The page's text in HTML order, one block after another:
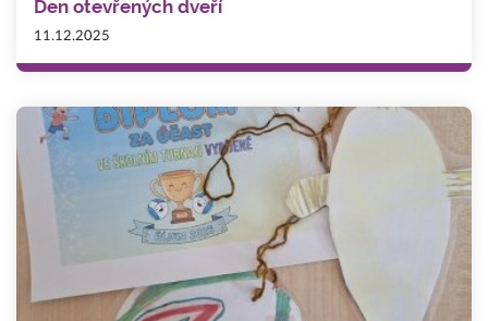
Den otevřených dveří
11.12.2025